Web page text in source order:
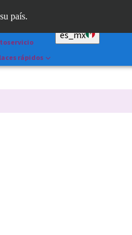
país.
Portal
rápidos
es_mx